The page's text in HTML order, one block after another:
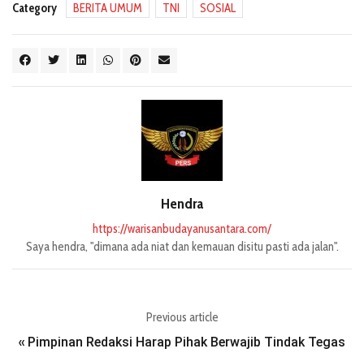
Category BERITA UMUM TNI SOSIAL
Hendra
https://warisanbudayanusantara.com/
Saya hendra, "dimana ada niat dan kemauan disitu pasti ada jalan".
Previous article
« Pimpinan Redaksi Harap Pihak Berwajib Tindak Tegas